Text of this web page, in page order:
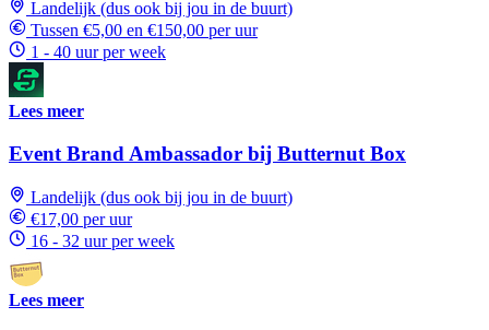
Landelijk (dus ook bij jou in de buurt)
Tussen €5,00 en €150,00 per uur
1 - 40 uur per week
Lees meer
Event Brand Ambassador bij Butternut Box
Landelijk (dus ook bij jou in de buurt)
€17,00 per uur
16 - 32 uur per week
Lees meer